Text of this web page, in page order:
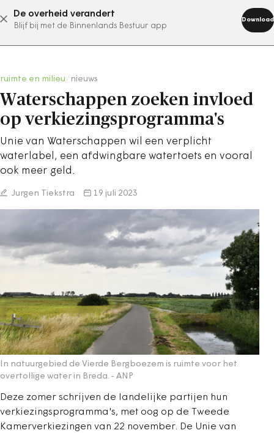
De overheid verandert
Blijf bij met de Binnenlands Bestuur app
Download
abonneer nu
ruimte en milieu nieuws
Waterschappen zoeken invloed
op verkiezingsprogramma's
Unie van Waterschappen wil een verplicht
waterlabel, een afdwingbare watertoets en vooral
ook meer geld.
Jurgen Tiekstra 19 juli 2023
In natuurgebied de Vierde Bergboezem is ruimte voor het
overtollige water in Breda. - ANP
Deze zomer schrijven de landelijke partijen hun
verkiezingsprogramma's, met oog op de Tweede
Kamerverkiezingen van 22 november. De Unie van